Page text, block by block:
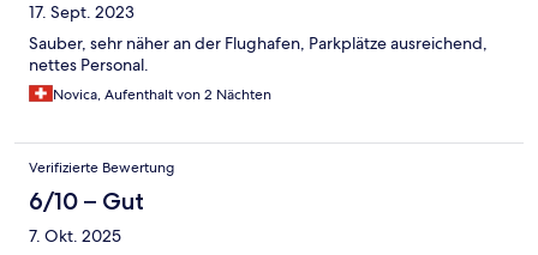
17. Sept. 2023
Sauber, sehr näher an der Flughafen, Parkplätze ausreichend,
nettes Personal.
Novica, Aufenthalt von 2 Nächten
Verifizierte Bewertung
6/10 – Gut
7. Okt. 2025